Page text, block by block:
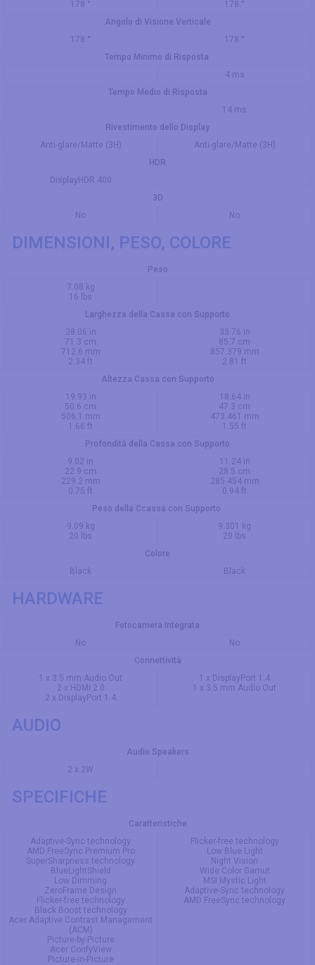
178 °
178 °
Angolo di Visione Verticale
178 °
178 °
Tempo Minimo di Risposta
4 ms
Tempo Medio di Risposta
14 ms
Rivestimento dello Display
Anti-glare/Matte (3H)
Anti-glare/Matte (3H)
HDR
DisplayHDR 400
3D
No
No
DIMENSIONI, PESO, COLORE
Peso
7.08 kg
16 lbs
Larghezza della Cassa con Supporto
28.06 in
71.3 cm
712.6 mm
2.34 ft
33.76 in
85.7 cm
857.379 mm
2.81 ft
Altezza Cassa con Supporto
19.93 in
50.6 cm
506.1 mm
1.66 ft
18.64 in
47.3 cm
473.461 mm
1.55 ft
Profondità della Cassa con Supporto
9.02 in
22.9 cm
229.2 mm
0.75 ft
11.24 in
28.5 cm
285.454 mm
0.94 ft
Peso della Ccassa con Supporto
9.09 kg
20 lbs
9.301 kg
20 lbs
Colore
Black
Black
HARDWARE
Fotocamera Integrata
No
No
Connettività
1 x 3.5 mm Audio Out
2 x HDMI 2.0
2 x DisplayPort 1.4
1 x DisplayPort 1.4
1 x 3.5 mm Audio Out
AUDIO
Audio Speakers
2 x 2W
SPECIFICHE
Caratteristiche
Adaptive-Sync technology
AMD FreeSync Premium Pro
SuperSharpness technology
BlueLightShield
Low Dimming
ZeroFrame Design
Flicker-free technology
Black Boost technology
Acer Adaptive Contrast Management
(ACM)
Picture-by-Picture
Acer ConfyView
Picture-in-Picture
Fliсkеr-frее tесhnоlоgy
Lоw Вluе Light
Νight Visiоn
Widе Соlоr Gаmut
МSΙ Мystiс Light
Аdарtivе-Synс tесhnоlоgy
АМD FrееSynс tесhnоlоgy